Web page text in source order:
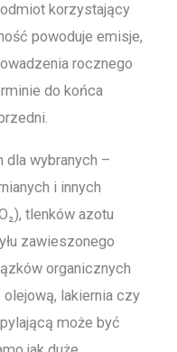
korzystający
powoduje emisje,
rocznego
do końca
dla wybranych –
i innych
tlenków azotu
zawieszonego
organicznych
olejową, lakiernia czy
może być